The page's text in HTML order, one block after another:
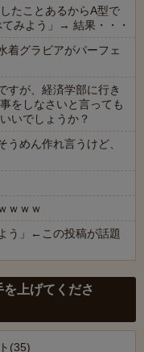
たことあるからA型で
みよう」→ 結果・・・
着グラビアがパーフェ
すが、経済学部に行き
をしなさいと言っても
いでしょうか？
うめん作れ言うけど、
ｗｗｗ
う」←この投稿が話題
上げてくださ
(35)